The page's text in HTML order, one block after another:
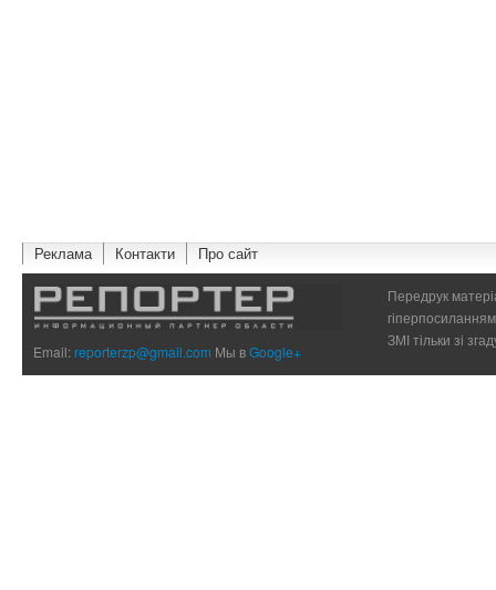
Реклама Контакти Про сайт
Email:reporterzp@gmail.com Мы вGoogle+
Передрук
ЗМІ тільки зі